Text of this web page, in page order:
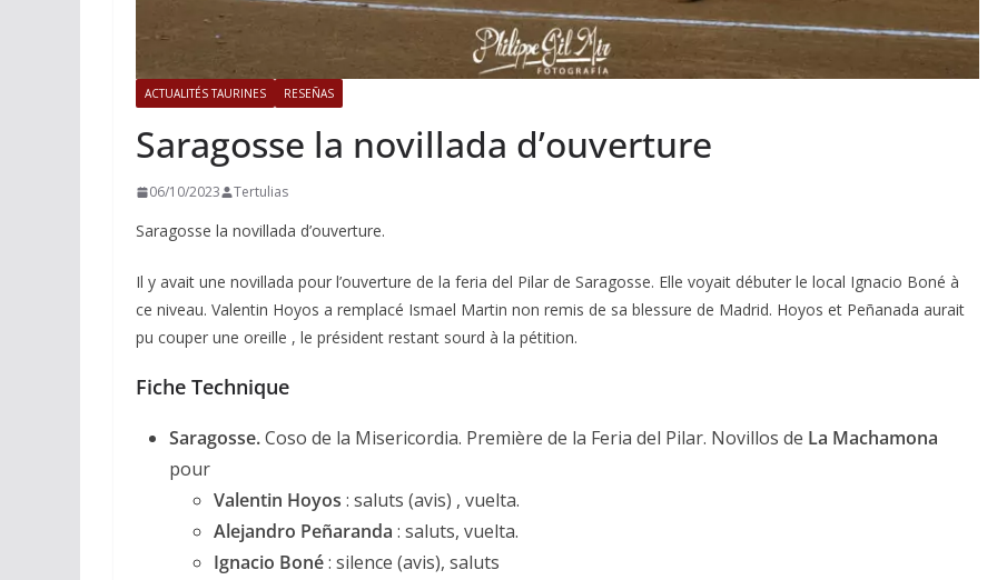
ACTUALITÉS TAURINES RESEÑAS
Saragosse la novillada d’ouverture
06/10/2023 Tertulias
Saragosse la novillada d’ouverture.
Il y avait une novillada pour l’ouverture de la feria del Pilar de Saragosse. Elle voyait débuter le local Ignacio Boné à
ce niveau. Valentin Hoyos a remplacé Ismael Martin non remis de sa blessure de Madrid. Hoyos et Peñanada aurait
pu couper une oreille , le président restant sourd à la pétition.
Fiche Technique
Saragosse.Coso de la Misericordia. Première de la Feria del Pilar. Novillos de La Machamona
pour
Valentin Hoyos : saluts (avis) , vuelta.
Alejandro Peñaranda : saluts, vuelta.
Ignacio Boné: silence (avis), saluts